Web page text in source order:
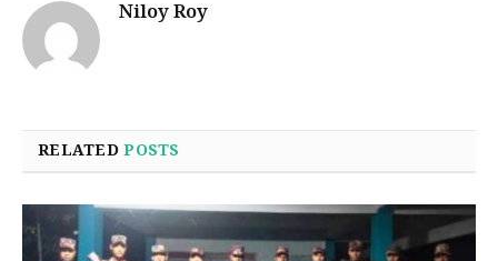
Niloy Roy
RELATEDPOSTS